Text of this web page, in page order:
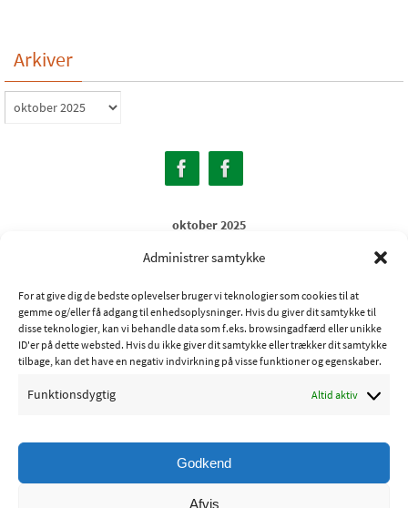
Administrer samtykke
For at give dig de bedste oplevelser bruger vi teknologier som cookies til at
gemme og/eller få adgang til enhedsoplysninger. Hvis du giver dit samtykke til
disse teknologier, kan vi behandle data som f.eks. browsingadfærd eller unikke
ID'er på dette websted. Hvis du ikke giver dit samtykke eller trækker dit samtykke
tilbage, kan det have en negativ indvirkning på visse funktioner og egenskaber.
Funktionsdygtig Altid aktiv
Godkend
Afvis
Arkiver
Arkiver
oktober 2025
6
7 8 9 10 11
13
14 15 16 17 18
19
20
21 22 23 24 25
26
Copyright © 2015 - Ribe Sportsfiskerforening